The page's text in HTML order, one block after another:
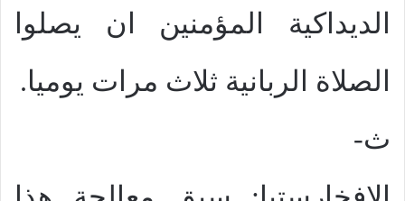
الديداكية المؤمنين ان يصلوا
الصلاة الربانية ثلاث مرات يوميا.
ث‌-